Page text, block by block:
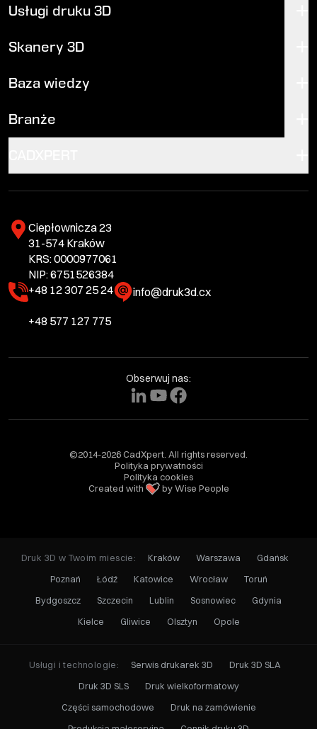
Usługi druku 3D
Skanery 3D
Baza wiedzy
Branże
Ciepłownicza 23
31-574 Kraków
KRS: 0000977061
NIP: 6751526384
+48 12 307 25 24
+48 577 127 775
info@druk3d.cx
Obserwuj nas:
©2014-2026 CadXpert. All rights reserved.
Polityka prywatności
Polityka cookies
Created with
by Wise People
Druk 3D w Twoim miescie: Kraków Warszawa
Gdańsk
Poznań
Łódź Katowice Wrocław
Toruń
Bydgoszcz
Szczecin Lublin Sosnowiec
Gdynia
Kielce
Gliwice Olsztyn Opole
Usługi i technologie: Serwis drukarek 3D
Druk 3D SLA
Druk 3D SLS
Druk wielkoformatowy
Części samochodowe
Druk na zamówienie